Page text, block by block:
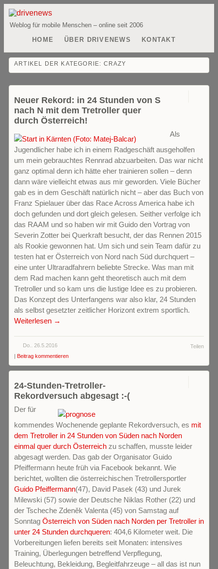
Weblog für mobile Menschen – online seit 2006
HOME
ÜBER DRIVENEWS KONTAKT
ARTIKEL DER KATEGORIE: CRAZY
Neuer Rekord: in 24 Stunden von S
nach N mit dem Tretroller quer
durch Österreich!
Als
Jugendlicher habe ich in einem Radgeschäft ausgeholfen
um mein gebrauchtes Rennrad abzuarbeiten. Das war nicht
ganz optimal denn ich hätte eher trainieren sollen – denn
dann wäre vielleicht etwas aus mir geworden. Viele Bücher
gab es in dem Geschäft natürlich nicht – aber das Buch von
Franz Spielauer über das Race Across America habe ich
doch gefunden und dort gleich gelesen. Seither verfolge ich
das RAAM und so haben wir mit Guido den Vortrag von
Severin Zotter bei Querkraft besucht, der das Rennen 2015
als Rookie gewonnen hat. Um sich und sein Team dafür zu
testen hat er Österreich von Nord nach Süd durchquert –
eine unter Ultraradfahrern beliebte Strecke. Was man mit
dem Rad machen kann geht theoretisch auch mit dem
Tretroller und so kam uns die lustige Idee es zu probieren.
Das Konzept des Unterfangens war also klar, 24 Stunden
als selbst gesetzter zeitlicher Horizont extrem sportlich.
Weiterlesen →
Teilen
Do.. 26.5.2016
| Beitrag kommentieren
24-Stunden-Tretroller-
Rekordversuch abgesagt :-(
Der für
kommendes Wochenende geplante Rekordversuch, es mit
dem Tretroller in 24 Stunden von Süden nach Norden
einmal quer durch Österreich zu schaffen, musste leider
abgesagt werden. Das gab der Organisator Guido
Pfeiffermann heute früh via Facebook bekannt. Wie
berichtet, wollten die österreichischen Tretrollersportler
Guido Pfeiffermann(47), David Pasek (43) und Jurek
Milewski (57) sowie der Deutsche Niklas Rother (22) und
der Tscheche Zdeněk Valenta (45) von Samstag auf
Sonntag Österreich von Süden nach Norden per Tretroller in
unter 24 Stunden durchqueren: 404,6 Kilometer weit. Die
Vorbereitungen liefen bereits seit Monaten: intensives
Training, Überlegungen betreffend Verpflegung,
Beleuchtung, Bekleidung, Begleitfahrzeuge – all das ist nun